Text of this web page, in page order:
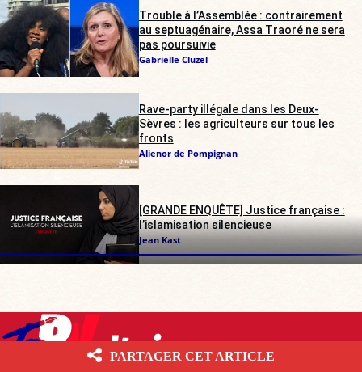
Trouble à l’Assemblée : contrairement
au septuagénaire, Assa Traoré ne sera
pas poursuivie
Gabrielle Cluzel
Rave-party illégale dans les Deux-
Sèvres : les agriculteurs sur tous les
fronts
Alienor de Pompignan
[GRANDE ENQUÊTE] Justice française :
l’islamisation silencieuse
Jean Kast
PARTAGER CET ARTICLE